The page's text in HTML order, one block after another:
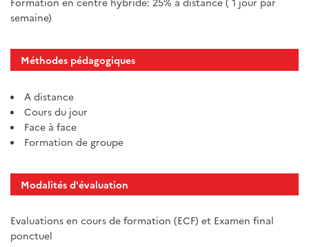
semaine)
Méthodes pédagogiques
A distance
Cours du jour
Face à face
Formation de groupe
Modalités d'évaluation
Evaluations en cours de formation (ECF) et Examen final
ponctuel